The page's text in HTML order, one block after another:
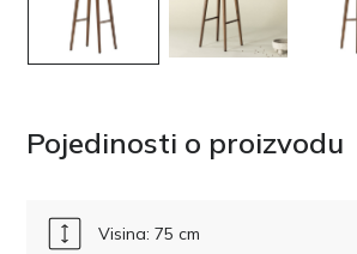
Pojedinosti o proizvodu
Visina: 75 cm